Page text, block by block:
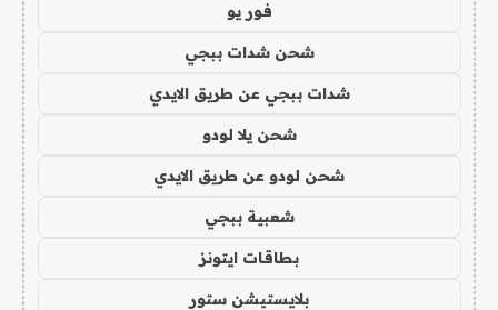
فور يو
شحن شدات ببجي
شدات ببجي عن طريق الايدي
شحن يلا لودو
شحن لودو عن طريق الايدي
شعبية ببجي
بطاقات ايتونز
بلايستيشن ستور